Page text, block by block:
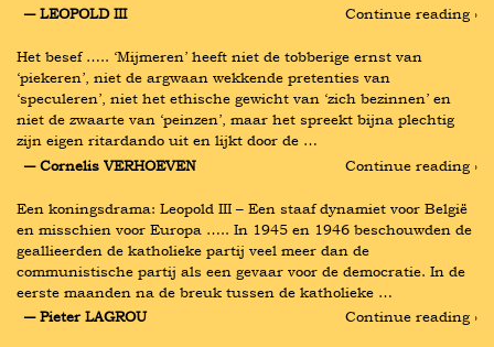
― LEOPOLD III
Continue reading ›
Het besef ….. ‘Mijmeren’ heeft niet de tobberige ernst van
‘piekeren’, niet de argwaan wekkende pretenties van
‘speculeren’, niet het ethische gewicht van ‘zich bezinnen’ en
niet de zwaarte van ‘peinzen’, maar het spreekt bijna plechtig
zijn eigen ritardando uit en lijkt door de …
― Cornelis VERHOEVEN
Continue reading ›
Een koningsdrama: Leopold III – Een staaf dynamiet voor België
en misschien voor Europa ….. In 1945 en 1946 beschouwden de
geallieerden de katholieke partij veel meer dan de
communistische partij als een gevaar voor de democratie. In de
eerste maanden na de breuk tussen de katholieke …
― Pieter LAGROU
Continue reading ›